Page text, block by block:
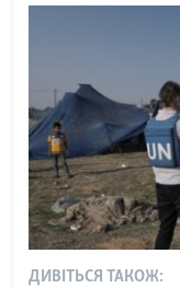
ДИВІТЬСЯ ТАКОЖ: